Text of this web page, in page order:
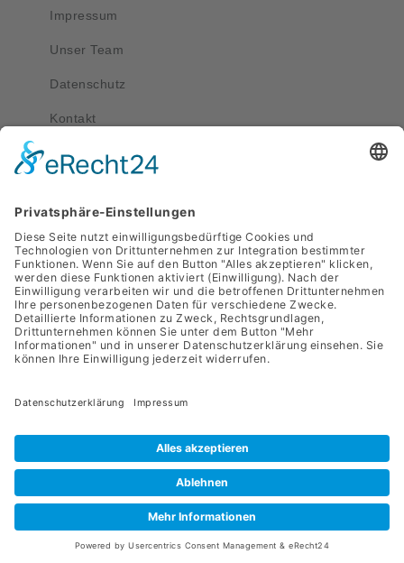
Impressum
Unser Team
Datenschutz
Kontakt
Kontakt
0351 4189 3330
Adresse
Werdauer Str. 1-3
01069 Dresden
Apriva 2026